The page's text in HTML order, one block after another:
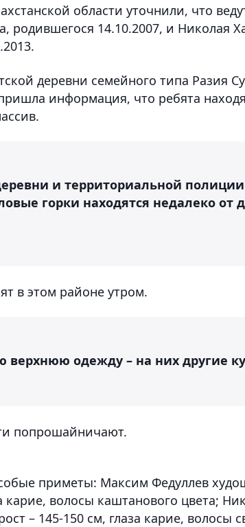
области уточнили, что
родившегося 14.10.2007, и Николая
деревни семейного типа Разия
информация, что ребята
и территориальной
горки находятся недалеко от
в этом районе утром.
одежду – на них другие
попрошайничают.
приметы: Максим Федуллев
карие, волосы каштанового цвета;
– 145-150 см, глаза карие, волосы